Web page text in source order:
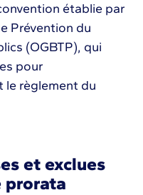
établie par
Prévention du
(OGBTP), qui
pour
le règlement du
et exclues
prorata